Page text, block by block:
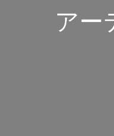
アー